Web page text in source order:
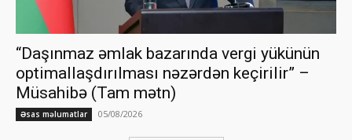
“Daşınmaz əmlak bazarında vergi yükünün
optimallaşdırılması nəzərdən keçirilir” –
Müsahibə (Tam mətn)
Əsas məlumatlar 05/08/2026